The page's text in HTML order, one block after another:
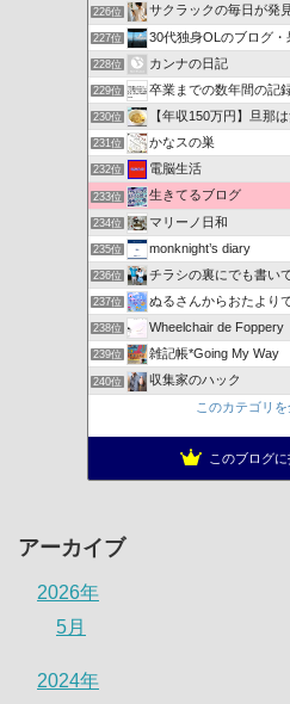
226位 サクラックの毎日が発見！
227位 30代独身OLのブログ・
228位 カンナの日記
229位 卒業までの数年間の記
230位 【年収150万円】旦那
231位 かなスの巣
232位 電脳生活
233位 生きてるブログ
234位 マリーノ日和
235位 monknight’s diary
236位 チラシの裏にでも書い
237位 ぬるさんからおたより
238位 Wheelchair de Foppery
239位 雑記帳*Going My Way
240位
収集家のハック
このカテゴリ
このブログ
アーカイブ
2026年
5月
2024年